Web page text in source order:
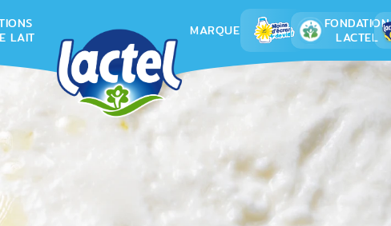
LAIT
MARQUE
FONDATION
LACTEL